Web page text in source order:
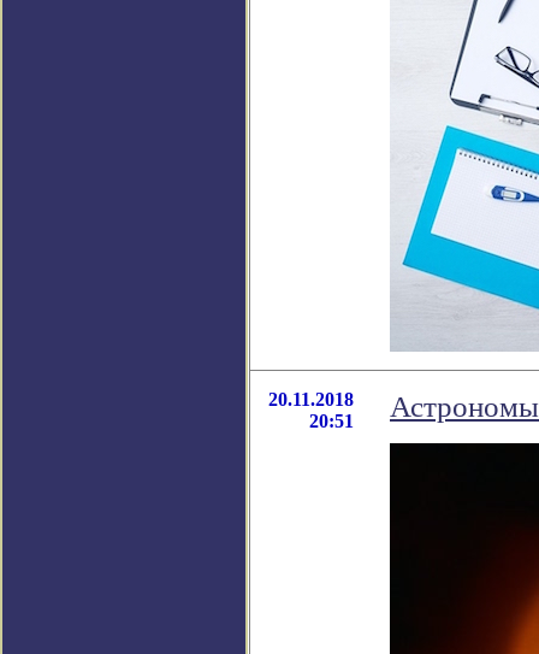
20.11.2018
20:51
Астрономы